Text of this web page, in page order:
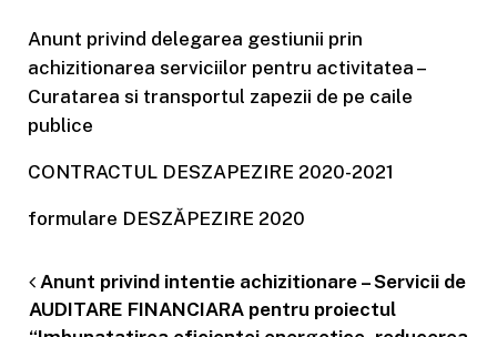
Anunt privind delegarea gestiunii prin
achizitionarea serviciilor pentru activitatea –
Curatarea si transportul zapezii de pe caile
publice
CONTRACTUL DESZAPEZIRE 2020-2021
formulare DESZĂPEZIRE 2020
Post navigation
Anunt privind intentie achizitionare – Servicii de
AUDITARE FINANCIARA pentru proiectul